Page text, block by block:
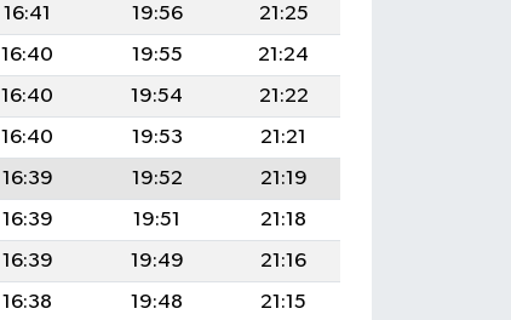
16:41 19:56
21:25
16:40 19:55
21:24
16:40 19:54
21:22
16:40 19:53
21:21
16:39 19:52
21:19
16:39 19:51
21:18
16:39 19:49
21:16
16:38 19:48
21:15